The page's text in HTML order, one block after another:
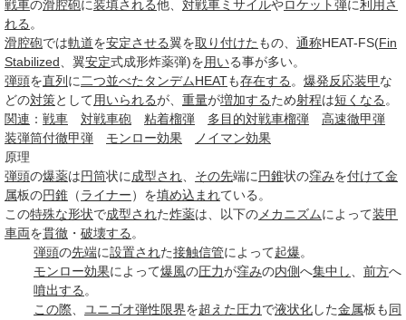
戦車の滑腔砲に装填される他、 対戦車ミサイルやロケット弾に利用さ
れる 。
滑腔砲では軌道を安定させる翼を取り付けた もの、 通称HEAT-FS(Fin
Stabilized 、翼安定式成形炸薬弾)を用いる事が多い。
弾頭を直列 に 二つ並べた タンデムHEATも存在する 。 爆発反応装甲な
どの対策として用いられるが、 重量が増加するため射程は短くなる 。
関連 ： 戦車 対戦車砲 粘着榴弾 多目的対戦車榴弾
高速徹甲弾
装弾筒付徹甲弾
モンロー効果
ノイマン効果
原理
弾頭の爆薬は円筒状に成型され その先端に円錐状の窪みを付けて金
属板の円錐 （ライナー）を填め込まれている。
この特殊な形状で成型された炸薬は、以下の メカニズムによって装甲
車両を貫徹 ・ 破壊する 。
弾頭の先端に設置された接触信管によって起爆。
モンロー効果によって爆風の圧力が窪みの内側へ集中し 前方へ
噴出する 。
この際
ユニゴオ弾性限界を超えた圧力で液状化した金属板も同